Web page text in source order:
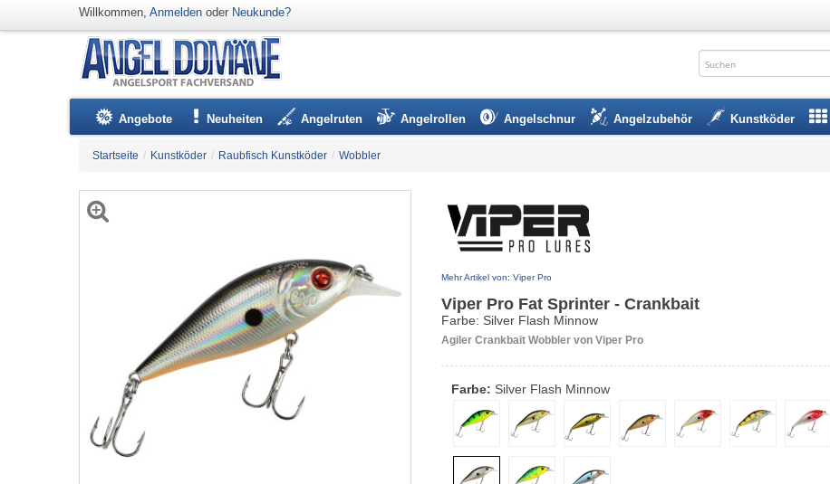
Willkommen, Anmelden oder Neukunde?
Angebote Neuheiten Angelruten Angelrollen Angelschnur Angelzubehör Kunstköder
Startseite / Kunstköder / Raubfisch Kunstköder / Wobbler
Mehr Artikel von: Viper Pro
Viper Pro Fat Sprinter - Crankbait
Farbe: Silver Flash Minnow
Agiler Crankbait Wobbler von Viper Pro
Farbe: Silver Flash Minnow